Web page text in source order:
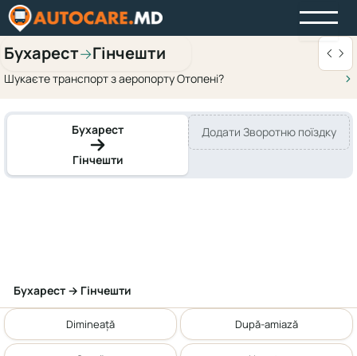
Бухарест→Гінчешти
Шукаєте транспорт з аеропорту Отопені?
Бухарест
Гінчешти
Додати Зворотню поїздку
Бухарест → Гінчешти
Dimineață După-amiază